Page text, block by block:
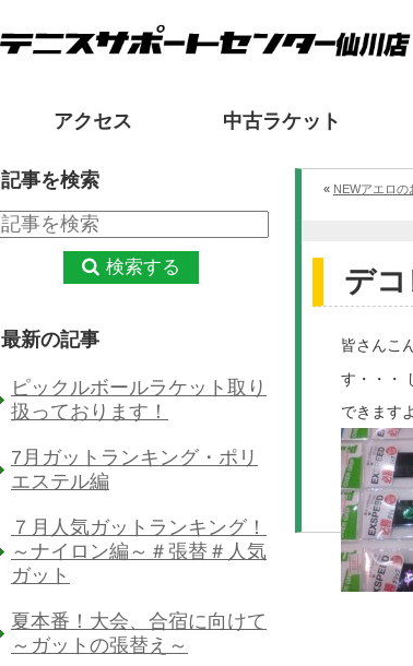
アクセス 中古ラケット
記事を検索
検索する
最新の記事
ピックルボールラケット取り
扱っております！
7月ガットランキング・ポリ
エステル編
７月人気ガットランキング！
～ナイロン編～＃張替＃人気
ガット
夏本番！大会、合宿に向けて
～ガットの張替え～
« NEWアエロの
デ
皆さんこ
す・・・
できます